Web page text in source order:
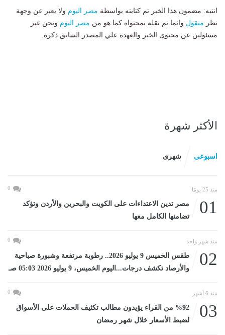
انتبه: مضمون هذا الخبر تم كتابته بواسطة مصر اليوم ولا يعبر عن وجهة
نظر منقول وانما تم نقله بمحتواه كما هو من مصر اليوم ونحن غير
مسئولين عن محتوى الخبر والعهدة علي المصدر السابق ذكرة.
الأكثر شهرة
اسبوعى شهرى
منذ 25 يومًا 0
01
مصر تدين الاعتداءات على الكويت والبحرين والأردن وتؤكد
تضامنها الكامل معها
منذ شهر واحد 0
02
طقس الخميس 9 يوليو 2026.. رطوبة مرتفعة وشبورة صباحية
والأرصاد تكشف درجات...اليوم الخميس، 9 يوليو 2026 05:03 صـ
منذ 6 أشهر 0
03
%92 من القراء يؤيدون مطالب تكثيف الحملات على الأسواق
لضبط الأسعار خلال شهر رمضان